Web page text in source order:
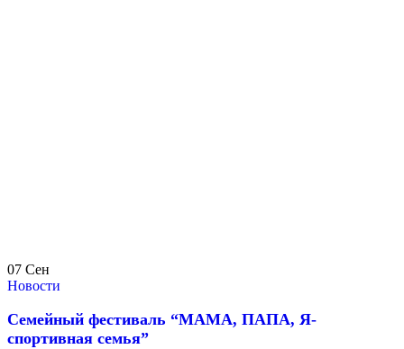
07 Сен
Новости
Семейный фестиваль “МАМА, ПАПА, Я-
спортивная семья”